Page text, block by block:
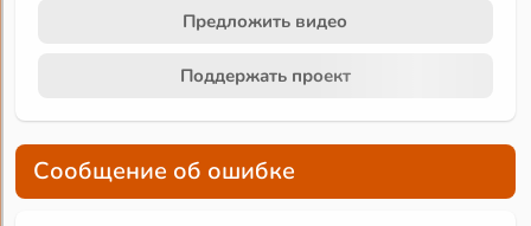
Предложить видео
Поддержать проект
Сообщение об ошибке